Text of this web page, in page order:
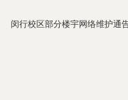
闵行校区部分楼宇网络维护通